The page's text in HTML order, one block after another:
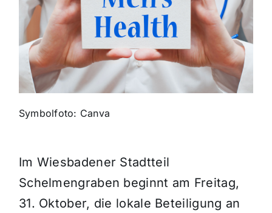
Gewinnspiele
Symbolfoto: Canva
Im Wiesbadener Stadtteil
Schelmengraben beginnt am Freitag,
31. Oktober, die lokale Beteiligung an